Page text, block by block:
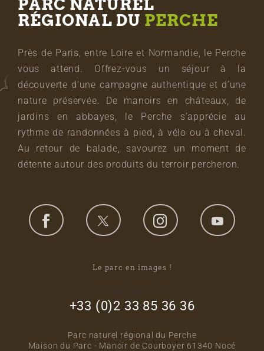
PARC NATUREL
RÉGIONAL DU PERCHE
Près de Paris, entre Loire et Normandie, le Perche
vous attend. Offrez-vous un séjour à la
découverte d’une campagne authentique et d’une
nature préservée. De manoirs en châteaux, de
jardins en abbayes, le Perche s’apprécie au
rythme de randonnées à pied, à vélo ou à cheval.
Au retour de balade, savourez un moment de
détente autour des produits du terroir percheron.
Le parc en images !
+33 (0)2 33 85 36 36
Parc naturel régional du Perche
Maison du Parc - Manoir de Courboyer 61340 Nocé